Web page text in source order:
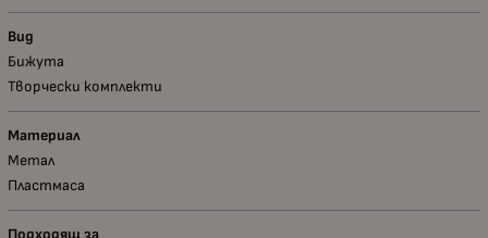
Вид
Бижута
Творчески комплекти
Материал
Метал
Пластмаса
Подходящ за